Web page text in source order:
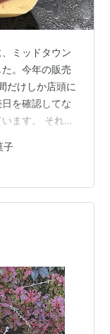
ミッドタウン
。今年の販売
だけしか店頭に
を確認してな
ます。 それほ
から少し遅れ
んでいるの
まだまだたくさ
の子が今日ま
。今年はいく
…
子